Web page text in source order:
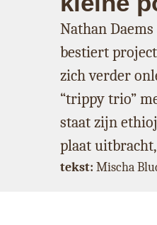
Nathan
bestiert
zich verder
“trippy trio”
staat zijn
plaat
tekst: Mischa